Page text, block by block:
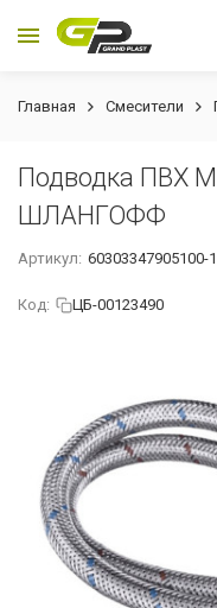
Главная Смесители
Подводка ПВХ
ШЛАНГОФФ
Артикул: 60303347905100-
Код: ЦБ-00123490